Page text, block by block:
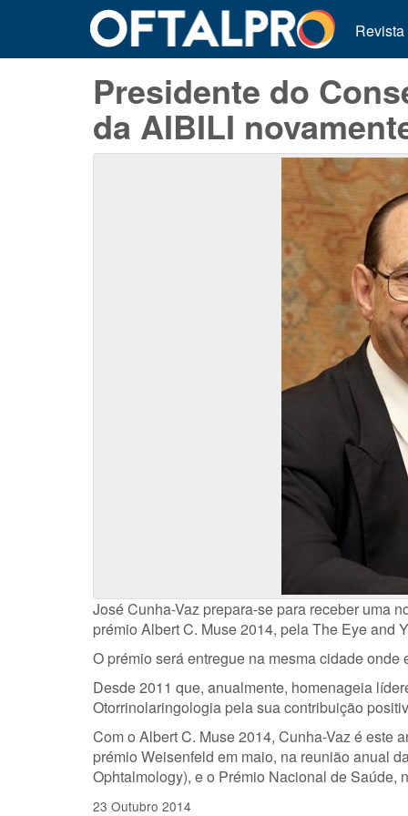
Revista
Presidente do
da AIBILI
José Cunha-Vaz prepara-se para receber uma
prémio Albert C. Muse 2014, pela The Eye and
O prémio será entregue na mesma cidade
Desde 2011 que, anualmente, homenageia
Otorrinolaringologia pela sua contribuição
Com o Albert C. Muse 2014, Cunha-Vaz é este
prémio Weisenfeld em maio, na reunião anual
Ophtalmology), e o Prémio Nacional de Saúde,
23 Outubro 2014